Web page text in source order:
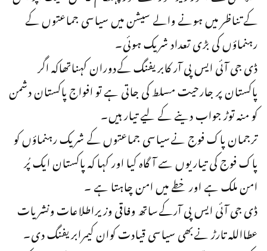
کے تناظر میں ہونے والے سیشن میں سیاسی جماعتوں کے
رہنماؤں کی بڑی تعداد شریک ہوئی۔
ڈی جی آئی ایس پی آر کابریفنگ کےدوران کہناتھاکہ اگر
پاکستان پر جارحیت مسلط کی جاتی ہے تو افواج پاکستان دشمن
کو منہ توڑ جواب دینے کے لیے تیار ہیں۔
ترجمان پاک فوج نےسیاسی جماعتوں کے شریک رہنماؤں کو
پاک فوج کی تیاریوں سے آگاہ کیا اور کہا کہ پاکستان ایک پُر
امن ملک ہے اور خطے میں امن چاہتا ہے ۔
ڈی جی آئی ایس پی آرکےساتھ وفاقی وزیراطلاعات ونشریات
عطااللہ تارڑ نےبھی سیاسی قیادت کوان کیمرابریفنگ دی۔